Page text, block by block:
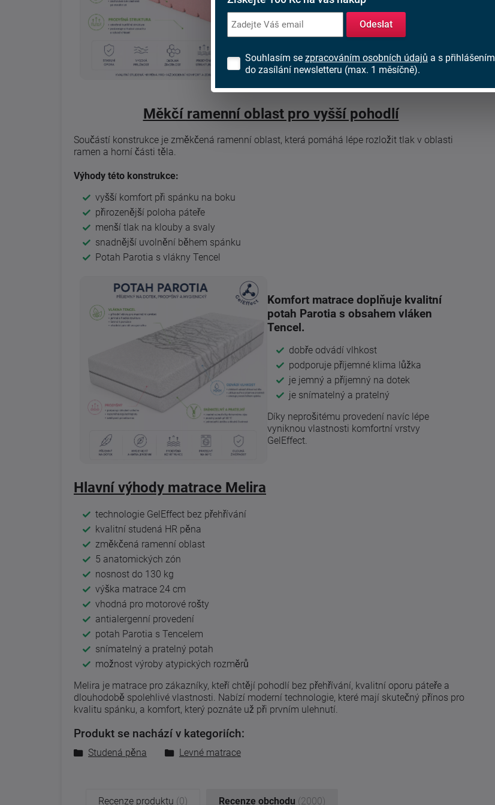
vysokou odolnost proti deformacím
komfortní pružnost při každém pohybu
Právě spojení GelEffect vrstvy a HR jádra
vytváří vyvážený pocit ležení, který ocení
Měkčí ramenní oblast pro vyšší pohodlí
Součástí konstrukce je změkčená ramenní oblast, která pomáhá lépe rozložit tlak v oblasti
ramen a horní části těla.
Výhody této konstrukce:
vyšší komfort při spánku na boku
přirozenější poloha páteře
menší tlak na klouby a svaly
snadnější uvolnění během spánku
Potah Parotia s vlákny Tencel
Komfort matrace doplňuje kvalitní
potah Parotia s obsahem vláken
Tencel.
dobře odvádí vlhkost
podporuje příjemné klima lůžka
je jemný a příjemný na dotek
je snímatelný a pratelný
Díky neprošitému provedení navíc lépe
vyniknou vlastnosti komfortní vrstvy
GelEffect.
Hlavní výhody matrace Melira
technologie GelEffect bez přehřívání
kvalitní studená HR pěna
změkčená ramenní oblast
5 anatomických zón
nosnost do 130 kg
výška matrace 24 cm
vhodná pro motorové rošty
antialergenní provedení
potah Parotia s Tencelem
snímatelný a pratelný potah
možnost výroby atypických rozměrů
Melira je matrace pro zákazníky, kteří chtějí pohodlí bez přehřívání, kvalitní oporu páteře a
dlouhodobě spolehlivé vlastnosti. Nabízí moderní technologie, které mají skutečný přínos pro
kvalitu spánku, a komfort, který poznáte už při prvním ulehnutí.
Produkt se nachází v kategoriích:
Studená pěna Levné matrace
Recenze produktu (0) Recenze obchodu (2000)
Odeslat
Souhlasím se zpracováním osobních údajů a s přihlášením
do zasílání newsletteru (max. 1 měsíčně).